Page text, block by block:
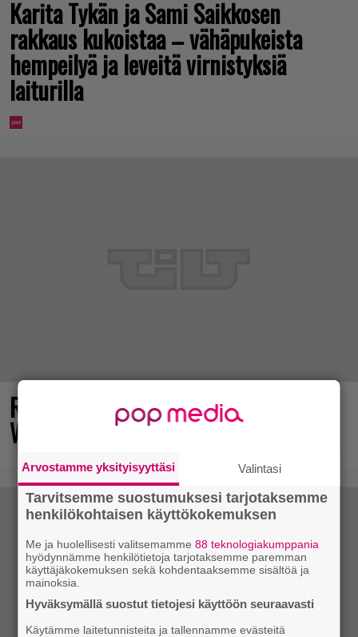
Karita Tykän ja Sami Saikkosen
rakkaus kukoistaa – vähäpukeista
hempeilyä ja leveitä virnistyksiä
laiturilla
Rallienglanti raikaa kotimaisen
Wreckfest 2:n uudella esittelyvideolla
Arvostamme yksityisyyttäsi Valintasi
Tarvitsemme suostumuksesi tarjotaksemme
henkilökohtaisen käyttökokemuksen
Me ja huolellisesti valitsemamme88 teknologiakumppania
hyödynnämme henkilötietoja tarjotaksemme paremman
käyttäjäkokemuksen sekä kohdentaaksemme sisältöä ja
mainoksia.
Hyväksymällä suostut tietojesi käyttöön seuraavasti
Käytämme laitetunnisteita ja tallennamme evästeitä